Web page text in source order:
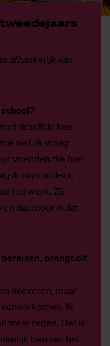
afhankelijk van
dezelfde bus,
niet. Ik vraag
vrienden die hier
ik mijn ouders,
het werk. Zij
daardoor is dat
bereiken, brengt dit
inleveren, maar
komen. Ik
weer reden. Het is
ben van het